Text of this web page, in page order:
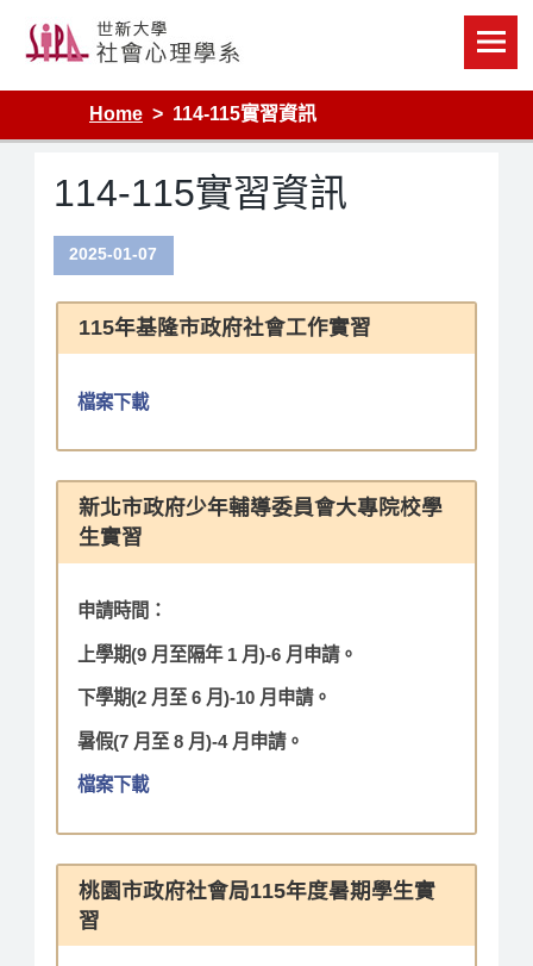
content
Home 114-115實習資訊
114-115實習資訊
2025-01-07
115年基隆市政府社會工作實習
檔案下載
新北市政府少年輔導委員會大專院校學
生實習
申請時間：
上學期(9 月至隔年 1 月)-6 月申請。
下學期(2 月至 6 月)-10 月申請。
暑假(7 月至 8 月)-4 月申請。
檔案下載
桃園市政府社會局115年度暑期學生實
習